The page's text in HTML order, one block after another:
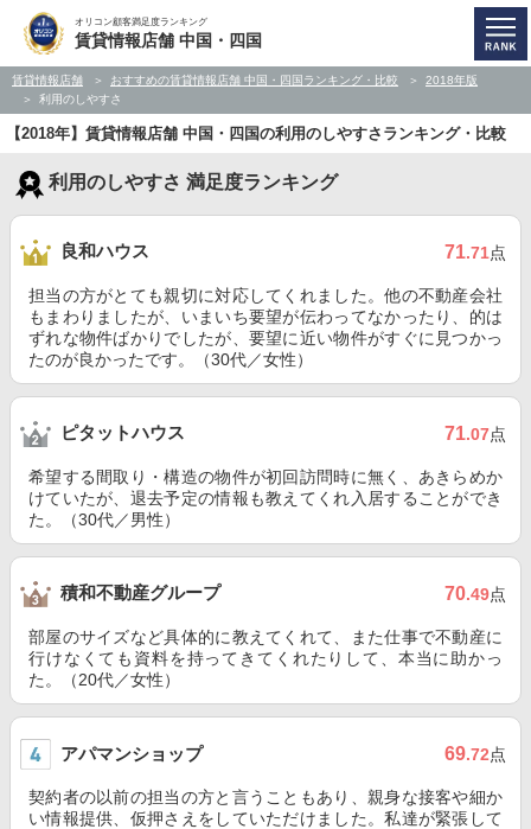
オリコン顧客満足度ランキング
賃貸情報店舗 中国・四国
賃貸情報店舗 おすすめの賃貸情報店舗 中国・四国ランキング・比較
2018年版
利用のしやすさ
【2018年】賃貸情報店舗 中国・四国の利用のしやすさランキング・比較
利用のしやすさ 満足度ランキング
良和ハウス 71.71点
担当の方がとても親切に対応してくれました。他の不動産会社
もまわりましたが、いまいち要望が伝わってなかったり、的は
ずれな物件ばかりでしたが、要望に近い物件がすぐに見つかっ
たのが良かったです。（30代／女性）
ピタットハウス 71.07点
希望する間取り・構造の物件が初回訪問時に無く、あきらめか
けていたが、退去予定の情報も教えてくれ入居することができ
た。（30代／男性）
積和不動産グループ 70.49点
部屋のサイズなど具体的に教えてくれて、また仕事で不動産に
行けなくても資料を持ってきてくれたりして、本当に助かっ
た。（20代／女性）
アパマンショップ 69.72点
契約者の以前の担当の方と言うこともあり、親身な接客や細か
い情報提供、仮押さえをしていただけました。私達が緊張して